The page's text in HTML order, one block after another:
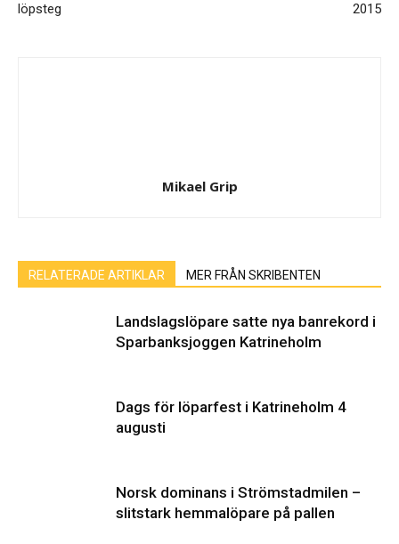
löpsteg
2015
Mikael Grip
RELATERADE ARTIKLAR MER FRÅN SKRIBENTEN
Landslagslöpare satte nya banrekord i
Sparbanksjoggen Katrineholm
Dags för löparfest i Katrineholm 4
augusti
Norsk dominans i Strömstadmilen –
slitstark hemmalöpare på pallen